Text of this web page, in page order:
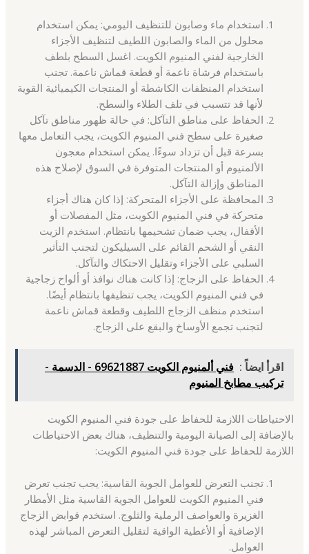
استخدام ماء وصابون للتنظيف اليومي: يمكن استخدام
محلول من الماء والصابون اللطيف لتنظيف الأجزاء
الخارجية لفني المنيوم الكويت. اغسل السطح بلطف
باستخدام فرشاة ناعمة أو قطعة قماش ناعمة. تجنب
استخدام المنظفات الكاشطة أو المنتجات الكيميائية القوية
لأنها قد تتسبب في تلف الطلاء والسطح.
الحفاظ على مناطق التآكل: في حالة ظهور مناطق تآكل
صغيرة على سطح فني المنيوم الكويت، يجب التعامل معها
بسرعة قبل أن تزداد سوءًا. يمكن استخدام معجون
الألمنيوم أو المنتجات المتوفرة في السوق لإصلاح هذه
المناطق وإزالة التآكل.
المحافظة على الأجزاء المتحركة: إذا كان هناك أجزاء
متحركة في فني المنيوم الكويت، مثل المفصلات أو
الأقفال، يجب ضمان تشحيمها بانتظام. استخدم الزيت
النقي أو الشحم القائم على السيليكون لتجنب التأثير
السلبي على الأجزاء وتقليل الاحتكاك والتآكل.
الحفاظ على الزجاج: إذا كانت هناك نوافذ أو ألواح زجاجية
في فني المنيوم الكويت، يجب تنظيفها بانتظام أيضًا.
استخدم منظف الزجاج اللطيف وقطعة قماش ناعمة
لتجنب تجمع الأوساخ والبقع على الزجاج.
اقرأ ايضاً :
فني ألمنيوم الكويت 69621887 - الدسمة -
تركيب مطابخ المنيوم
الاحتياطات اللازمة للحفاظ على جودة فني المنيوم الكويت
بالإضافة إلى الصيانة اليومية والتنظيف، هناك بعض الاحتياطات
اللازمة للحفاظ على جودة فني المنيوم الكويت:
تجنب التعرض للعوامل الجوية القاسية: يجب تجنب تعرض
فني المنيوم الكويت للعوامل الجوية القاسية مثل الأمطار
الغزيرة والعواصف الرملية والثلوج. استخدم قوابض الزجاج
الإضافية أو الأغطية الواقية لتقليل التعرض المباشر لهذه
العوامل.